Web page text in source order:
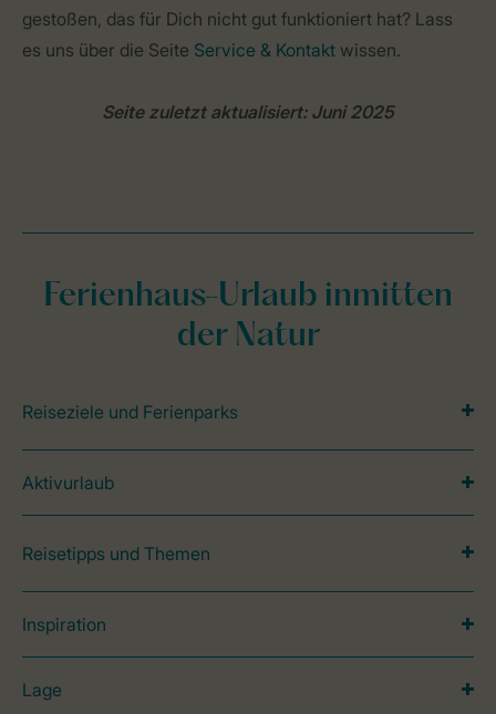
gestoßen, das für Dich nicht gut funktioniert hat? Lass
es uns über die Seite Service & Kontakt wissen.
Seite zuletzt aktualisiert: Juni 2025
Ferienhaus-Urlaub inmitten
der Natur
Reiseziele und Ferienparks
Aktivurlaub
Reisetipps und Themen
Inspiration
Lage